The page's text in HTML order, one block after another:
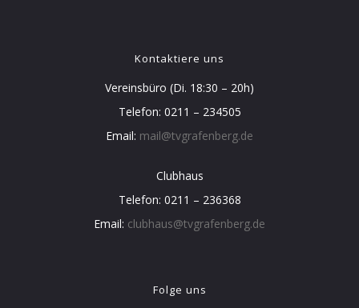
Kontaktiere uns
Vereinsbüro (Di. 18:30 – 20h)
Telefon: 0211 – 234505
Email: mail@tvgrafenberg.de
Clubhaus
Telefon: 0211 – 236368
Email: clubhaus@tvgrafenberg.de
Folge uns